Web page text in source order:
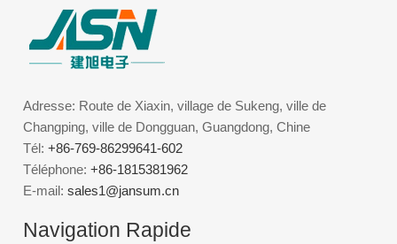
Adresse: Route de Xiaxin, village de Sukeng, ville de
Changping, ville de Dongguan, Guangdong, Chine
Tél:+86-769-86299641-602
Téléphone:+86-1815381962
E-mail:sales1@jansum.cn
Navigation Rapide